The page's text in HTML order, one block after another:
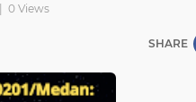
0 Views
SHARE